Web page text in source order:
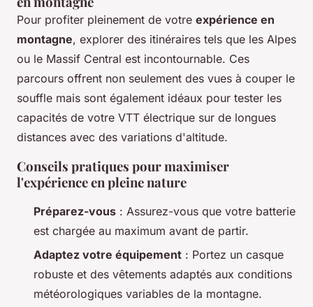
Pour profiter pleinement de votre expérience en
montagne, explorer des itinéraires tels que les Alpes
ou le Massif Central est incontournable. Ces
parcours offrent non seulement des vues à couper le
souffle mais sont également idéaux pour tester les
capacités de votre VTT électrique sur de longues
distances avec des variations d'altitude.
Conseils pratiques pour maximiser
l'expérience en pleine nature
Préparez-vous : Assurez-vous que votre batterie
est chargée au maximum avant de partir.
Adaptez votre équipement : Portez un casque
robuste et des vêtements adaptés aux conditions
météorologiques variables de la montagne.